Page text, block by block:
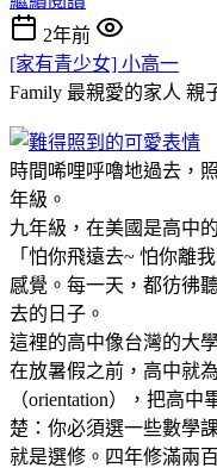
2年前
[家有青少女] 小高一
Family 最親愛的家人 親
時間唏哩呼嚕地過去，
年級。
九年級，在美國是高中
「怕你飛遠去~ 怕你離
感覺。每一天，都彷彿
去的日子。
這裡的高中像台灣的大
在放暑假之前，高中就
（orientation），把高
楚：你必須選一些數學
就是選修。四年修滿兩